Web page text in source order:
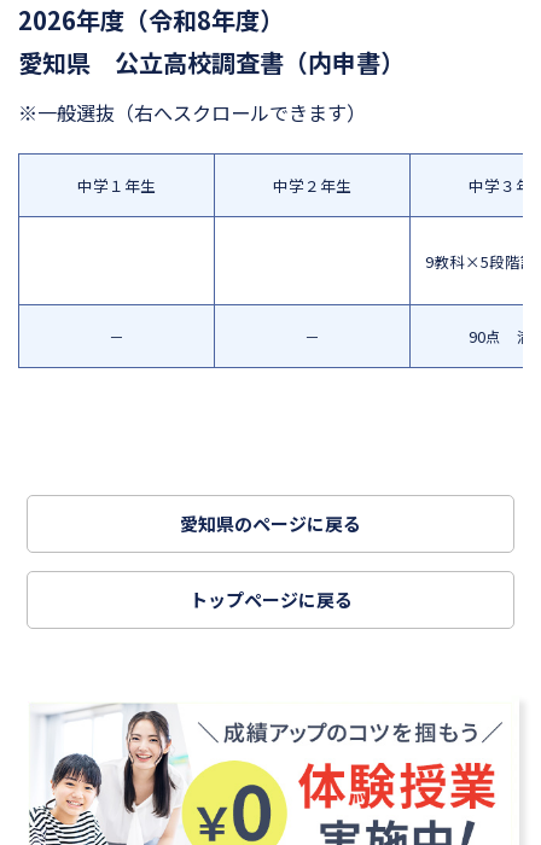
2026年度（令和8年度）
愛知県 公立高校調査書（内申書）
※一般選抜 （右へスクロールできます）
中学１年生
－
中学２年生
－
中学３年
9教科×5段階
90点 満
愛知県のページに戻る
トップページに戻る